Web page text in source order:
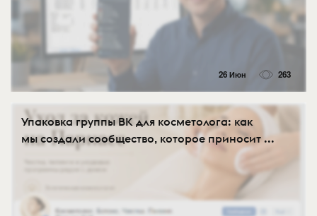
26 Июн 263
Упаковка группы ВК для косметолога: как
мы создали сообщество, которое приносит ...